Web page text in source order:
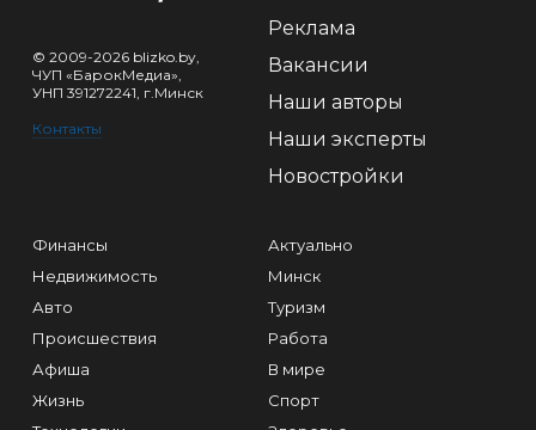
© 2009-2026 blizko.by,
ЧУП «БарокМедиа»,
УНП 391272241, г.Минск
Контакты
Реклама
Вакансии
Наши авторы
Наши эксперты
Новостройки
Финансы
Недвижимость
Авто
Происшествия
Афиша
Жизнь
Актуально
Минск
Туризм
Работа
В мире
Спорт